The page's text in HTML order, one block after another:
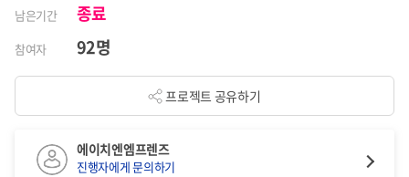
남은기간
종료
참여자 92명
프로젝트 공유하기
에이치엔엠프렌즈
진행자에게 문의하기